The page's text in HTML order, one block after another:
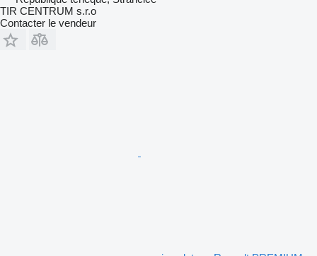
TIR CENTRUM s.r.o
Contacter le vendeur